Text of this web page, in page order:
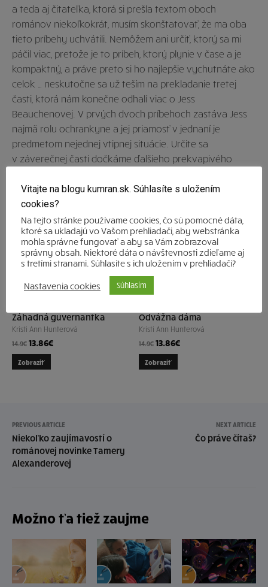
a teda aj čitateľka, ktorá si prešla textom oboch
románov niekoľkokrát, musím skonštatovať, že ma oba
tieto príbehy uchvátili. Nemôžem ani určiť, ktorý sa mi
páčil viac, pretože je to príbeh, ktorý plynie v čase a je
kompaktný, a práve preto si ho najlepšie vychutnáte ako
celok … neskutočne sa už teším na prekladanie tretej
časti, ktorá nám konečne odhalí viac o Jess
Beauchenovej. V prvých dvoch príbehoch zastáva Jess
najmä rolu ochrankyne a jej priamosť v jednaní je
predmetom nejednej vtipnej situácie. Určite sa
v záverečnej časti dočkáme ďalšieho prekvapivého
drsnou maskou neohrozenej rebelky…
Článok napísala prekladateľka série – Mirka Molnárová
Novysedláková
Záhadná guvernantka
Kristi Ann Hunterová
14.9€ 13.86€
Zobraziť
Odvážna dáma
Kristi Ann Hunterová
14.9€ 13.86€
Zobraziť
PREVIOUS ARTICLE
Niekoľko zaujímavostí o
románovej novinke Tamery
Alexanderovej
NEXT ARTICLE
Čo práve čítaš?
Možno ťa tiež zaujme
Vitajte na blogu kumran.sk. Súhlasíte s uložením
cookies?
Na tejto stránke používame cookies, čo sú pomocné dáta,
ktoré sa ukladajú vo Vašom prehliadači, aby webstránka
mohla správne fungovať a aby sa Vám zobrazoval
správny obsah. Niektoré dáta o návštevnosti zdieľame aj
s tretími stranami. Súhlasíte s ich uložením v prehliadači?
Nastavenia cookies Súhlasím